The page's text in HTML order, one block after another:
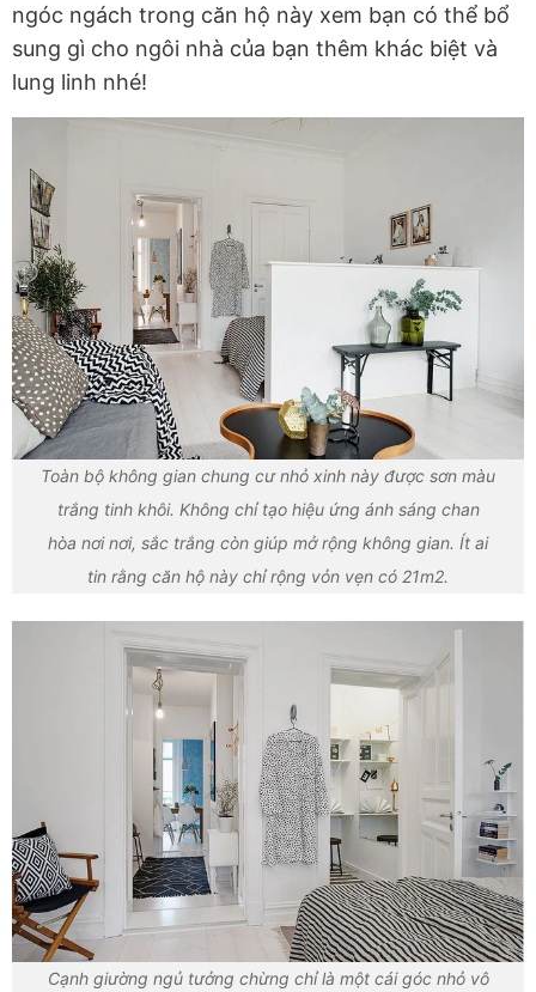
ngóc ngách trong căn hộ này xem bạn có thể bổ
sung gì cho ngôi nhà của bạn thêm khác biệt và
lung linh nhé!
Toàn bộ không gian chung cư nhỏ xinh này được sơn màu
trắng tinh khôi. Không chỉ tạo hiệu ứng ánh sáng chan
hòa nơi nơi, sắc trắng còn giúp mở rộng không gian. Ít ai
tin rằng căn hộ này chỉ rộng vỏn vẹn có 21m2.
Cạnh giường ngủ tưởng chừng chỉ là một cái góc nhỏ vô